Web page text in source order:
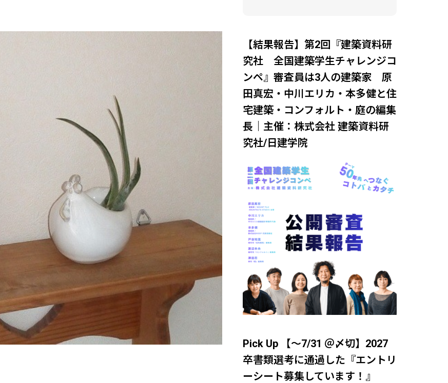
【結果報告】第2回『建築資料研
究社 全国建築学生チャレンジコ
ンペ』審査員は3人の建築家 原
田真宏・中川エリカ・本多健と住
宅建築・コンフォルト・庭の編集
長｜主催：株式会社 建築資料研
究社/日建学院
Pick Up 【～7/31 ＠〆切】2027
卒書類選考に通過した『エントリ
ーシート募集しています！』